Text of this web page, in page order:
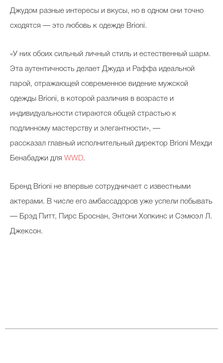
Тесты
Джудом разные интересы и вкусы, но в одном они точно
сходятся — это любовь к одежде Brioni.
«У них обоих сильный личный стиль и естественный шарм.
Эта аутентичность делает Джуда и Раффа идеальной
парой, отражающей современное видение мужской
одежды Brioni, в которой различия в возрасте и
индивидуальности стираются общей страстью к
подлинному мастерству и элегантности», —
рассказал главный исполнительный директор Brioni Мехди
Бенабаджи для WWD.
Бренд Brioni не впервые сотрудничает с известными
актерами. В числе его амбассадоров уже успели побывать
— Брэд Питт, Пирс Броснан, Энтони Хопкинс и Сэмюэл Л.
Джексон.